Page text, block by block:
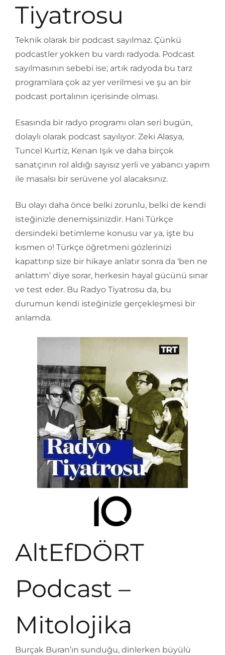
Tiyatrosu
Teknik olarak bir podcast sayılmaz. Çünkü
podcastler yokken bu vardı radyoda. Podcast
sayılmasının sebebi ise; artık radyoda bu tarz
programlara çok az yer verilmesi ve şu an bir
podcast portalının içerisinde olması.
Esasında bir radyo programı olan seri bugün,
dolaylı olarak podcast sayılıyor. Zeki Alasya,
Tuncel Kurtiz, Kenan Işık ve daha birçok
sanatçının rol aldığı sayısız yerli ve yabancı yapım
ile masalsı bir serüvene yol alacaksınız.
Bu olayı daha önce belki zorunlu, belki de kendi
isteğinizle denemişsinizdir. Hani Türkçe
dersindeki betimleme konusu var ya, işte bu
kısmen o! Türkçe öğretmeni gözlerinizi
kapattırıp size bir hikaye anlatır sonra da ‘ben ne
anlattım’ diye sorar, herkesin hayal gücünü sınar
ve test eder. Bu Radyo Tiyatrosu da, bu
durumun kendi isteğinizle gerçekleşmesi bir
anlamda.
AltEfDÖRT
Podcast –
Mitolojika
Burçak Buran’ın sunduğu, dinlerken büyülü